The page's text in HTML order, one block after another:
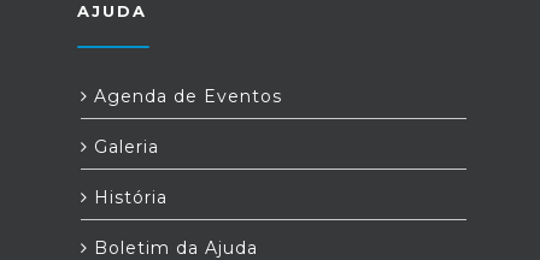
AJUDA
Agenda de Eventos
Galeria
História
Boletim da Ajuda